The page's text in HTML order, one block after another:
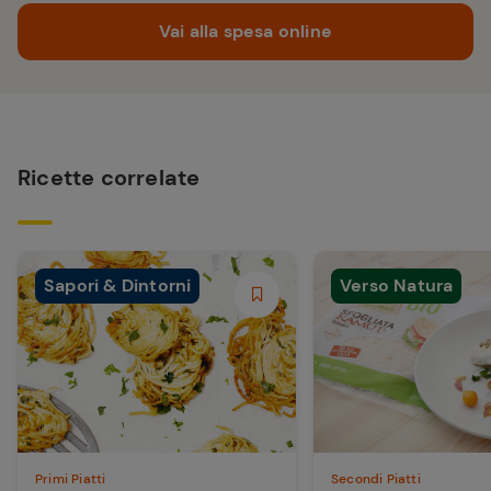
Vai alla spesa online
Ricette correlate
Sapori & Dintorni
Primi Piatti
Verso Natura
Secondi Piatti